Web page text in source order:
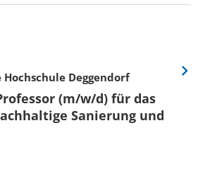
Hochschule Deggendorf
(m/w/d) für das
Sanierung und
Eine